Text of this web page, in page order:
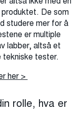
De som
studere mer for å
er multiple
labber, altså et
tekniske tester.
her >
rolle, hva er